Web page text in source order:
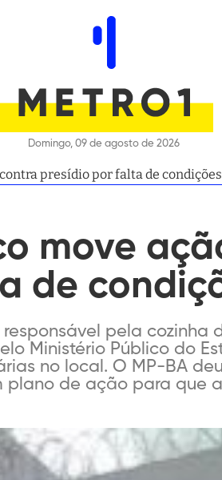
Domingo, 09 de agosto de 2026
presídio por falta de
move
de
pela cozinha
Ministério Público do
no local. O MP-BA
plano de ação para que